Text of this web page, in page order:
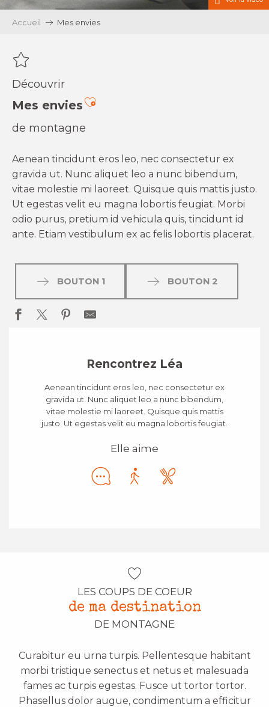
Accueil Mes envies
Découvrir
Mes enviesAjouter aux favoris
de montagne
Aenean tincidunt eros leo, nec consectetur ex
gravida ut. Nunc aliquet leo a nunc bibendum,
vitae molestie mi laoreet. Quisque quis mattis justo.
Ut egestas velit eu magna lobortis feugiat. Morbi
odio purus, pretium id vehicula quis, tincidunt id
ante. Etiam vestibulum ex ac felis lobortis placerat.
BOUTON 1 BOUTON 2
Rencontrez Léa
Aenean tincidunt eros leo, nec consectetur ex
gravida ut. Nunc aliquet leo a nunc bibendum,
vitae molestie mi laoreet. Quisque quis mattis
justo. Ut egestas velit eu magna lobortis feugiat.
Elle aime
LES COUPS DE COEUR
de ma destination
DE MONTAGNE
Curabitur eu urna turpis. Pellentesque habitant
morbi tristique senectus et netus et malesuada
fames ac turpis egestas. Fusce ut tortor tortor.
Phasellus dolor augue, condimentum a efficitur